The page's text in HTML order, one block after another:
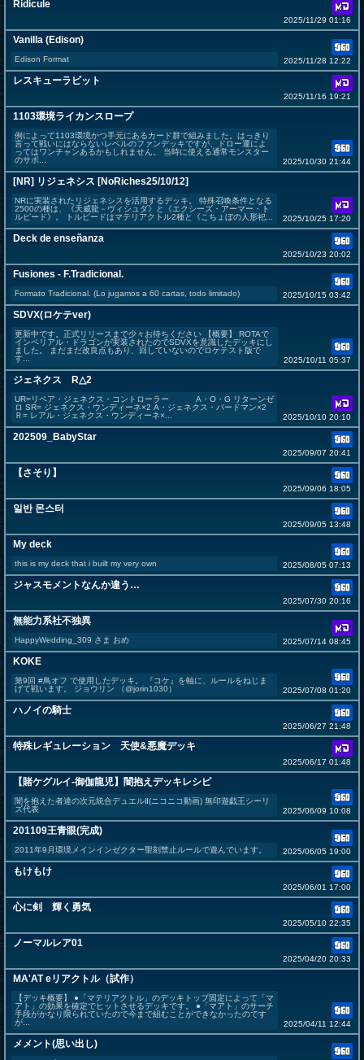
Ridicule
2025/11/29 01:16
Vanilla (Edison)
Edison Format 2025/11/28 12:22
レスキューラビット
2025/11/16 19:21
1103環境ライカンスロープ
例によって1103環境かつ手元にあるカード群で組みました。はっきり
言って戦いにはならないレベルのファンデッキですが、ドロー運によ
ってはワンチャンあるかもしれません。 当時に使える通常モンスター
のサポ...
2025/10/30 21:44
[NR] リジェネシス [NoRiches25/10/12]
NRに実装されたリジェネシスを活用するデッキ。 特殊召喚条件となる
2500の種は、《天威龍－ヴィシュダ》と《エクシーズ・アーマー・ト
ルピード》。 トルピードはマテリアクトル2種と《こちょぼの人形祀...
2025/10/25 17:20
Deck de enseñanza
2025/10/23 20:02
Fusiones - F.Tradicional.
Formato Tradicional. (Lo jugamos a 60 cartas, todo limitado) 2025/10/15 03:42
SDVX(ロケテver)
更新中です。正式リリースまで少々お待ちください 【概要】 ROTAで
インペリアル・ドラゴンが実装されたのでSDVXを意識したデッキにし
ました。 まだまだ改良点もあり、回していないのでロケテスト版で
す...
2025/10/11 05:37
ジェネクス R△2
UR=リペア・ジェネクス・コントローラー A・O・G リターンゼ
ロ SR= ジェネクス・ウンディーネ×2 A・ジェネクス・バードマン×2
Ｒ= レアル・ジェネクス・ウンディーネ×...
2025/10/10 20:10
202509_BabyStar
2025/09/07 20:41
【さそり】
2025/09/06 18:05
일반 몬스터
2025/09/05 13:48
My deck
this is my deck that i built my very own 2025/08/05 07:13
ジャスモメントなんか違う…
2025/07/30 20:16
無能力系社不独異
HappyWedding_309 さま おめ 2025/07/14 08:45
KOKE
第9回 #鳥オフ で使用したデッキ。 『コケ』を軸に、ルールをねじま
げて戦います。 ジョウリン （@jorin1030）
2025/07/08 01:20
ハノイの騎士
2025/06/27 21:48
特殊レギュレーション 天使&悪魔デッキ
2025/06/17 01:48
【賭ケグルイ‐御伽龍児】闇抱えデッキレシピ
闇を抱えた者達の次元統合デュエルⅡ(ニコニコ動画) 無印遊戯王シーリ
ズ代表
2025/06/09 10:08
201109王青眼(完成)
2011年9月環境メインインゼクター聖刻禁止ルールで遊んでいます。 2025/06/05 19:00
もけもけ
2025/06/01 17:00
心に剣 輝く勇気
2025/05/10 22:35
ノーマルレア01
2025/04/20 20:33
MA'AT eリアクトル（試作）
【デッキ概要】 ●「マテリアクトル」のデッキトップ固定によって「マ
アト」の効果を確定でヒットさせるデッキです。 ●「マアト」のサーチ
手段がかなり限られていたので今まで組むことができなかったのです
が...
2025/04/11 12:44
メメント(思い出し)